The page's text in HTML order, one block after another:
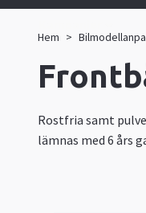
Hem
Rostfria samt
lämnas med 6 års